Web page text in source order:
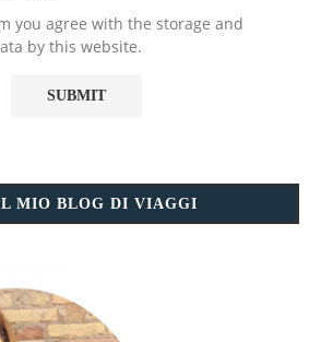
you agree with the storage and
by this website.
MIO BLOG DI VIAGGI